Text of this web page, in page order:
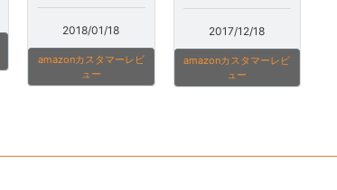
2018/01/18
amazonカスタマーレビ
ュー
2017/12/18
amazonカスタマーレビ
ュー